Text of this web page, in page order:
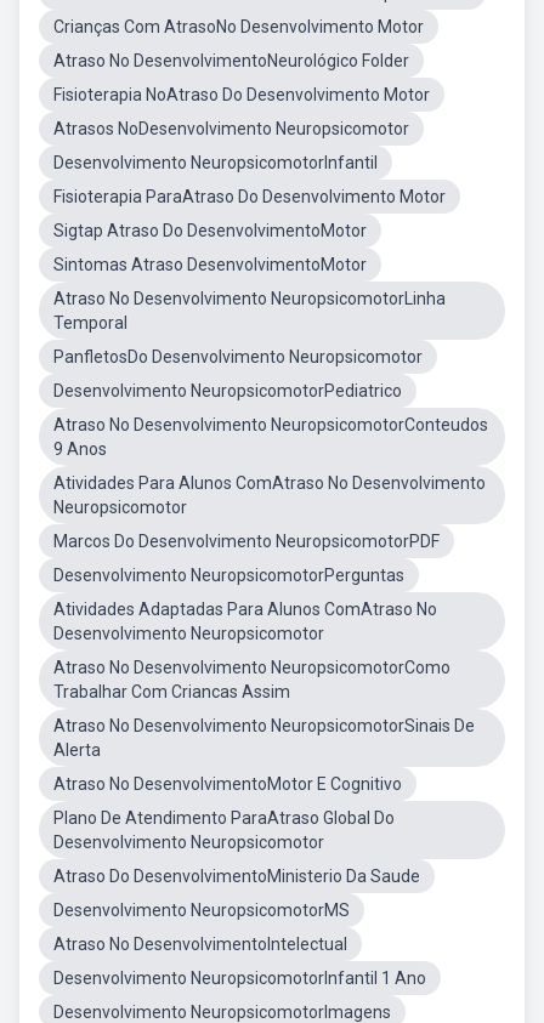
Crianças Com AtrasoNo Desenvolvimento Motor
Atraso No DesenvolvimentoNeurológico Folder
Fisioterapia NoAtraso Do Desenvolvimento Motor
Atrasos NoDesenvolvimento Neuropsicomotor
Desenvolvimento NeuropsicomotorInfantil
Fisioterapia ParaAtraso Do Desenvolvimento Motor
Sigtap Atraso Do DesenvolvimentoMotor
Sintomas Atraso DesenvolvimentoMotor
Atraso No Desenvolvimento NeuropsicomotorLinha
Temporal
PanfletosDo Desenvolvimento Neuropsicomotor
Desenvolvimento NeuropsicomotorPediatrico
Atraso No Desenvolvimento NeuropsicomotorConteudos
9 Anos
Atividades Para Alunos ComAtraso No Desenvolvimento
Neuropsicomotor
Marcos Do Desenvolvimento NeuropsicomotorPDF
Desenvolvimento NeuropsicomotorPerguntas
Atividades Adaptadas Para Alunos ComAtraso No
Desenvolvimento Neuropsicomotor
Atraso No Desenvolvimento NeuropsicomotorComo
Trabalhar Com Criancas Assim
Atraso No Desenvolvimento NeuropsicomotorSinais De
Alerta
Atraso No DesenvolvimentoMotor E Cognitivo
Plano De Atendimento ParaAtraso Global Do
Desenvolvimento Neuropsicomotor
Atraso Do DesenvolvimentoMinisterio Da Saude
Desenvolvimento NeuropsicomotorMS
Atraso No DesenvolvimentoIntelectual
Desenvolvimento NeuropsicomotorInfantil 1 Ano
Desenvolvimento NeuropsicomotorImagens